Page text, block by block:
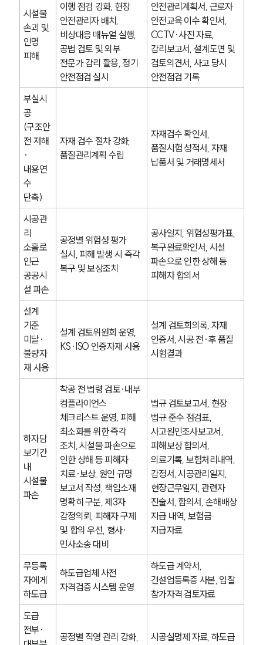
팀소개
팀소개
오시는 길
글로벌 파트너 로펌
고객의 소리
통합검색
AI대륜
업무사례
주요 업무사례
사례분석/최신동향
법률정보
법률지식인
고객후기
업무분야
건설부 업무
전체
시설물
손괴 및
인명
피해
이행 점검 강화, 현장
안전관리자 배치,
비상대응 매뉴얼 실행,
공법 검토 및 외부
전문가 감리 활용, 정기
안전점검 실시
안전관리계획서, 근로자
안전교육 이수 확인서,
CCTV·사진 자료,
감리보고서, 설계도면 및
검토의견서, 사고 당시
안전점검 기록
부실시
공
(구조안
전 저해
·
내용연
수
단축)
자재 검수 절차 강화,
품질관리계획 수립
자재검수 확인서,
품질시험 성적서, 자재
납품서 및 거래명세서
시공관
리
소홀로
인근
공공시
설 파손
공정별 위험성 평가
실시, 피해 발생 시 즉각
복구 및 보상조치
공사일지, 위험성평가표,
복구완료확인서, 시설
파손으로 인한 상해 등
피해자 합의서
설계
기준
미달·
불량자
재 사용
설계 검토위원회 운영,
KS·ISO 인증자재 사용
설계 검토회의록, 자재
인증서, 시공 전·후 품질
시험결과
하자담
보기간
내
시설물
파손
착공 전 법령 검토·내부
컴플라이언스
체크리스트 운영, 피해
최소화를 위한 즉각
조치, 시설물 파손으로
인한 상해 등 피해자
치료·보상, 원인 규명
보고서 작성, 책임소재
명확히 구분, 제3자
감정의뢰, 피해자 구제
및 합의 우선, 형사·
민사소송 대비
법규 검토보고서, 현장
법규 준수 점검표,
사고원인조사보고서,
피해보상 합의서,
의료기록, 보험처리내역,
감정서, 시공관리일지,
현장근무일지, 관련자
진술서, 합의서, 손해배상
지급 내역, 보험금
지급자료
무등록
자에게
하도급
하도급업체 사전
자격검증 시스템 운영
하도급 계약서,
건설업등록증 사본, 입찰
참가자격 검토자료
도급
전부·
공정별 직영 관리 강화, 시공실명제 자료, 하도급